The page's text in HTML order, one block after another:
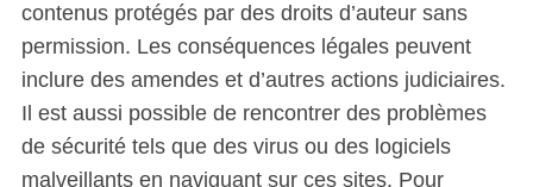
contenus protégés par des droits d’auteur sans
permission. Les conséquences légales peuvent
inclure des amendes et d’autres actions judiciaires.
Il est aussi possible de rencontrer des problèmes
de sécurité tels que des virus ou des logiciels
malveillants en naviguant sur ces sites. Pour